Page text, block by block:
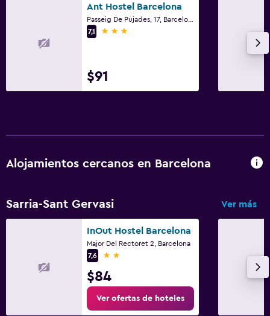
Ant Hostel Barcelona
7,1
3 estrellas
$91
Alojamientos cercanos en Barcelona
Sarria-Sant Gervasi Ver más
InOut Hostel Barcelona
Major Del Rectoret 2, Barcelona
7,6
2 estrellas
$84
Ver ofertas de hoteles